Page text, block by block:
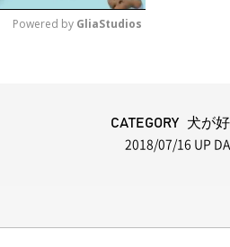
Powered by GliaStudios
CATEGORY 犬が
2018/07/16 UP